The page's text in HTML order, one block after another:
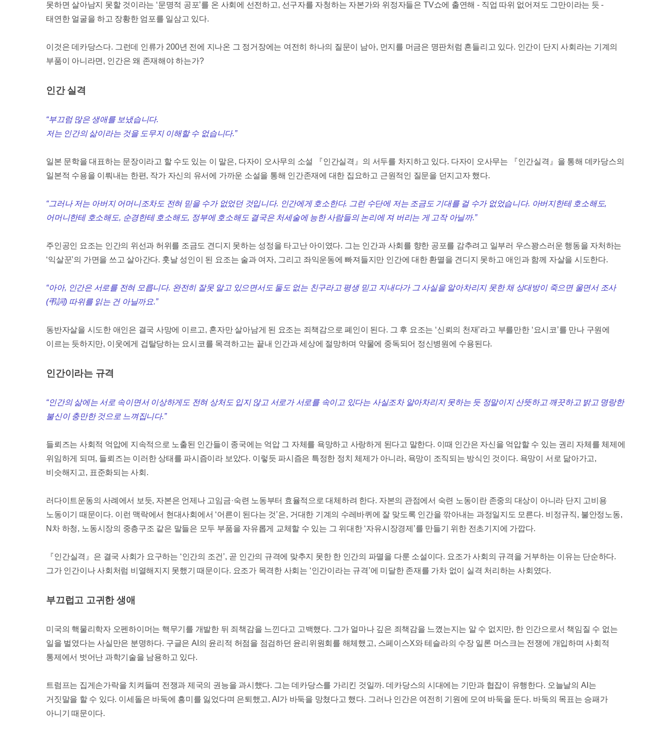
못하면 살아남지 못할 것이라는 ‘문명적 공포’를 온 사회에 선전하고, 선구자를 자청하는 자본가와 위정자들은 TV쇼에 출연해 - 직업 따위 없어져도 그만이라는 듯-
태연한 얼굴을 하고 장황한 엄포를 일삼고 있다.
이것은 데카당스다. 그런데 인류가 200년 전에 지나온 그 정거장에는 여전히 하나의 질문이 남아, 먼지를 머금은 명판처럼 흔들리고 있다. 인간이 단지 사회라는 기계의
부품이 아니라면 , 인간은 왜 존재해야 하는가?
인간 실격
“부끄럼 많은 생애를 보냈습니다.
저는 인간의 삶이라는 것을 도무지 이해할 수 없습니다.”
일본 문학을 대표하는 문장이라고 할 수도 있는 이 말은, 다자이 오사무의 소설 『인간실격 』 의 서두를 차지하고 있다. 다자이 오사무는 『인간실격 』 을 통해 데카당스의
일본적 수용을 이뤄내는 한편, 작가 자신의 유서에 가까운 소설을 통해 인간존재에 대한 집요하고 근원적인 질문을 던지고자 했다.
“그러나 저는 아버지 어머니조차도 전혀 믿을 수가 없었던 것입니다. 인간에게 호소한다. 그런 수단에 저는 조금도 기대를 걸 수가 없었습니다. 아버지한테 호소해도,
어머니한테 호소해도, 순경한테 호소해도, 정부에 호소해도 결국은 처세술에 능한 사람들의 논리에 져 버리는 게 고작 아닐까.”
주인공인 요조는 인간의 위선과 허위를 조금도 견디지 못하는 성정을 타고난 아이였다. 그는 인간과 사회를 향한 공포를 감추려고 일부러 우스꽝스러운 행동을 자처하는
‘익살꾼’의 가면을 쓰고 살아간다. 훗날 성인이 된 요조는 술과 여자, 그리고 좌익운동에 빠져들지만 인간에 대한 환멸을 견디지 못하고 애인과 함께 자살을 시도한다.
“아아, 인간은 서로를 전혀 모릅니다. 완전히 잘못 알고 있으면서도 둘도 없는 친구라고 평생 믿고 지내다가 그 사실을 알아차리지 못한 채 상대방이 죽으면 울면서 조사
(弔詞) 따위를 읽는 건 아닐까요.”
동반자살을 시도한 애인은 결국 사망에 이르고, 혼자만 살아남게 된 요조는 죄책감으로 폐인이 된다. 그 후 요조는 ‘신뢰의 천재’라고 부를만한 ‘요시코’를 만나 구원에
이르는 듯하지만, 이웃에게 겁탈당하는 요시코를 목격하고는 끝내 인간과 세상에 절망하며 약물에 중독되어 정신병원에 수용된다.
인간이라는 규격
“인간의 삶에는 서로 속이면서 이상하게도 전혀 상처도 입지 않고 서로가 서로를 속이고 있다는 사실조차 알아차리지 못하는 듯 정말이지 산뜻하고 깨끗하고 밝고 명랑한
불신이 충만한 것으로 느껴집니다.”
들뢰즈는 사회적 억압에 지속적으로 노출된 인간들이 종국에는 억압 그 자체를 욕망하고 사랑하게 된다고 말한다. 이때 인간은 자신을 억압할 수 있는 권리 자체를 체제에
위임하게 되며, 들뢰즈는 이러한 상태를 파시즘이라 보았다. 이렇듯 파시즘은 특정한 정치 체제가 아니라, 욕망이 조직되는 방식인 것이다. 욕망이 서로 닮아가고,
비슷해지고, 표준화되는 사회 .
러다이트운동의 사례에서 보듯, 자본은 언제나 고임금·숙련 노동부터 효율적으로 대체하려 한다. 자본의 관점에서 숙련 노동이란 존중의 대상이 아니라 단지 고비용
노동이기 때문이다. 이런 맥락에서 현대사회에서 ‘어른이 된다는 것’은, 거대한 기계의 수레바퀴에 잘 맞도록 인간을 깎아내는 과정일지도 모른다. 비정규직, 불안정노동,
N 차 하청, 노동시장의 중층구조 같은 말들은 모두 부품을 자유롭게 교체할 수 있는 그 위대한 ‘자유시장경제 ’를 만들기 위한 전초기지에 가깝다.
『인간실격 』 은 결국 사회가 요구하는 ‘인간의 조건 ’, 곧 인간의 규격에 맞추지 못한 한 인간의 파멸을 다룬 소설이다. 요조가 사회의 규격을 거부하는 이유는 단순하다.
그가 인간이나 사회처럼 비열해지지 못했기 때문이다. 요조가 목격한 사회는 ‘인간이라는 규격’에 미달한 존재를 가차 없이 실격 처리하는 사회였다.
부끄럽고 고귀한 생애
미국의 핵물리학자 오펜하이머는 핵무기를 개발한 뒤 죄책감을 느낀다고 고백했다. 그가 얼마나 깊은 죄책감을 느꼈는지는 알 수 없지만, 한 인간으로서 책임질 수 없는
일을 벌였다는 사실만은 분명하다. 구글은 AI 의 윤리적 허점을 점검하던 윤리위원회를 해체했고, 스페이스X와 테슬라의 수장 일론 머스크는 전쟁에 개입하며 사회적
통제에서 벗어난 과학기술을 남용하고 있다.
트럼프는 집게손가락을 치켜들며 전쟁과 제국의 권능을 과시했다. 그는 데카당스를 가리킨 것일까.데카당스의 시대에는 기만과 협잡이 유행한다. 오늘날의 AI 는
거짓말을 할 수 있다. 이세돌은 바둑에 흥미를 잃었다며 은퇴했고, AI 가 바둑을 망쳤다고 했다. 그러나 인간은 여전히 기원에 모여 바둑을 둔다. 바둑의 목표는 승패가
아니기 때문이다.